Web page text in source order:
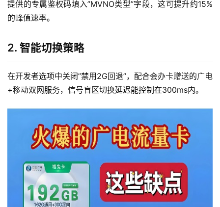
提供的专属鉴权码填入”MVNO类型”字段，这可提升约15%
的峰值速率。
2. 智能切换策略
在开发者选项中关闭”禁用2G回退”，配合会办卡赠送的广电
+移动双网服务，信号盲区切换延迟能控制在300ms内。